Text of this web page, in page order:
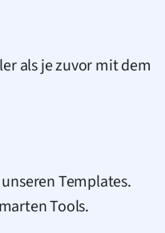
als je zuvor mit dem
Templates.
Tools.